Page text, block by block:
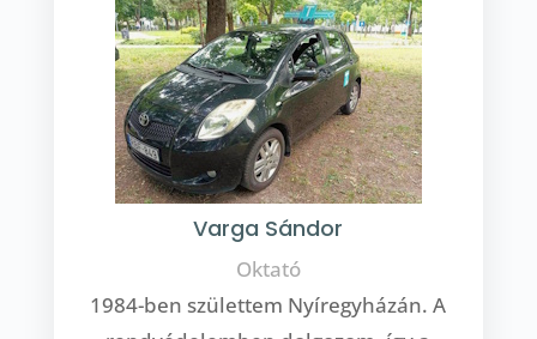
Varga Sándor
Oktató
1984-ben születtem Nyíregyházán. A